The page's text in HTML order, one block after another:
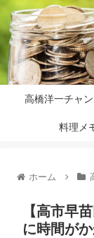
高橋洋一チャ
料理メ
ホーム
【高市早
に時間が